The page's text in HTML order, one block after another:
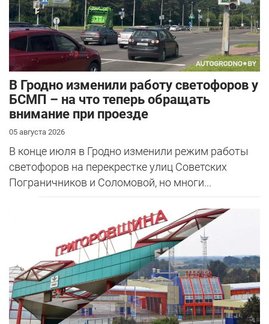
В Гродно изменили работу светофоров у
БСМП – на что теперь обращать
внимание при проезде
05 августа 2026
В конце июля в Гродно изменили режим работы
светофоров на перекрестке улиц Советских
Пограничников и Соломовой, но многи...